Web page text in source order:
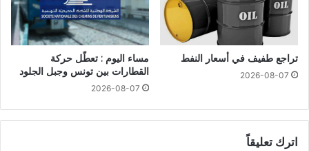
تراجع طفيف في أسعار النفط
2026-08-07
مساء اليوم : تعطّل حركة
القطارات بين تونس وجبل الجلود
2026-08-07
اترك تعليقاً